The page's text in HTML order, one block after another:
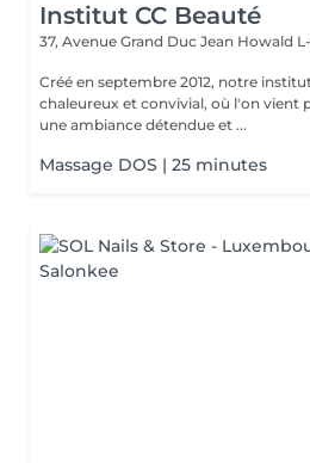
Institut CC Beauté
37, Avenue Grand Duc Jean Howald
Créé en septembre 2012, notre
chaleureux et convivial, où l'on vient
une ambiance détendue et ...
Massage DOS | 25 minutes